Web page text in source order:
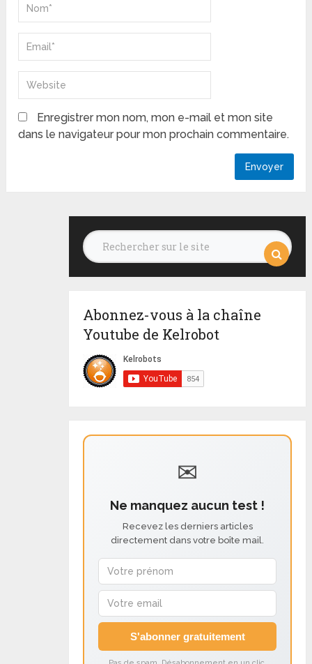
Enregistrer mon nom, mon e-mail et mon site
dans le navigateur pour mon prochain commentaire.
Abonnez-vous à la chaîne
Youtube de Kelrobot
✉
Ne manquez aucun test !
Recevez les derniers articles
directement dans votre boîte mail.
S'abonner gratuitement